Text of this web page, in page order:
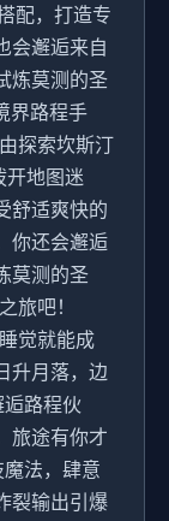
配，打造专
会邂逅来自
炼莫测的圣
界路程手
探索坎斯汀
开地图迷
舒适爽快的
你还会邂逅
莫测的圣
旅吧！
觉就能成
升月落，边
路程伙
旅途有你才
法，肆意
裂输出引爆